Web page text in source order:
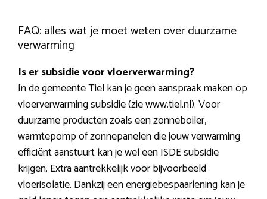
FAQ: alles wat je moet weten over duurzame
verwarming
Is er subsidie voor vloerverwarming?
In de gemeente Tiel kan je geen aanspraak maken op
vloerverwarming subsidie (zie www.tiel.nl). Voor
duurzame producten zoals een zonneboiler,
warmtepomp of zonnepanelen die jouw verwarming
efficiënt aanstuurt kan je wel een ISDE subsidie
krijgen. Extra aantrekkelijk voor bijvoorbeeld
vloerisolatie. Dankzij een energiebespaarlening kan je